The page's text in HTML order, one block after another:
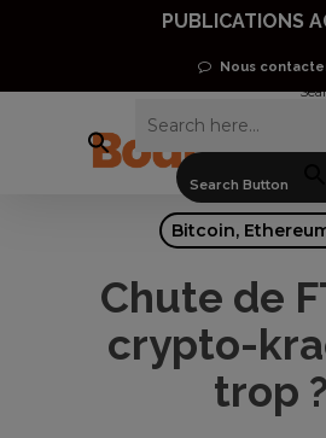
main
PUBLICATIONS
Nous
Search Button
Bitcoin,
Chute de
crypto-
trop ?
5 Valeurs pour doubler
Télécharger